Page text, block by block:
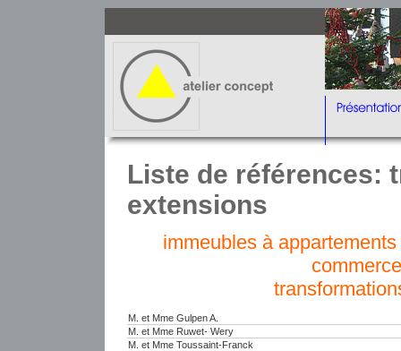
Liste de références:
extensions
immeubles à
M. et Mme Gulpen A.
M. et Mme Ruwet- Wery
M. et Mme Toussaint-Franck